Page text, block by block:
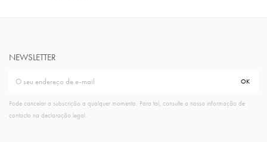
NEWSLETTER
Pode cancelar a subscrição a qualquer momento. Para tal, consulte a nossa informação de
contacto na declaração legal.